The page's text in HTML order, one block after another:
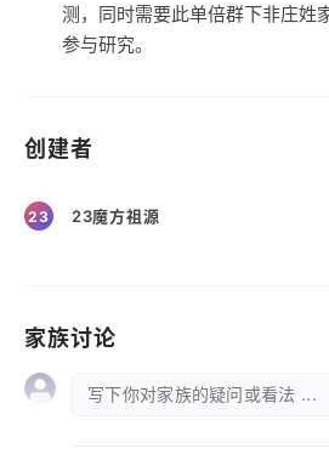
测，同时需要此单倍群下非庄姓
参与研究。
创建者
23 23魔方祖源
家族讨论
写下你对家族的疑问或看法 ...